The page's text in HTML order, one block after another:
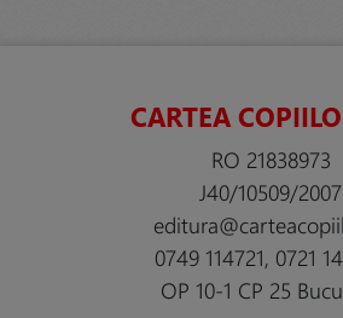
CARTEA
RO 21838973
J40/10509/2007
0749 114721, 0721
OP 10-1 CP 25